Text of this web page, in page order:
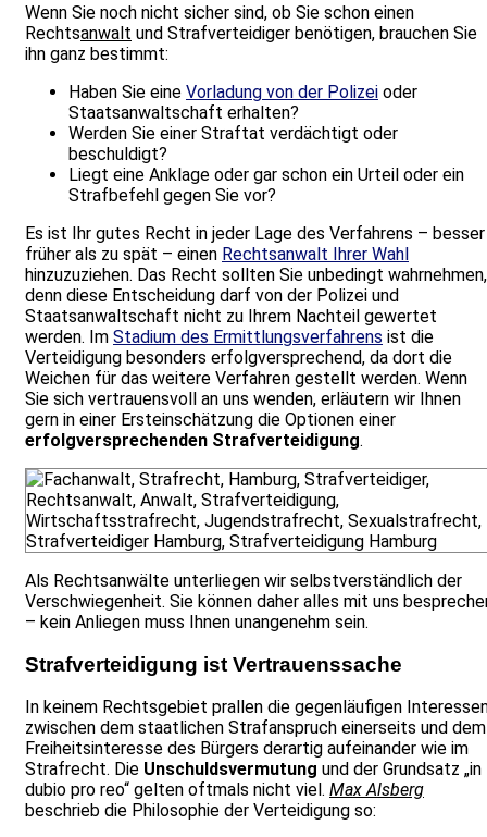
Wenn Sie noch nicht sicher sind, ob Sie schon einen
Rechtsanwalt und Strafverteidiger benötigen, brauchen Sie
ihn ganz bestimmt:
Haben Sie eine Vorladung von der Polizei oder
Staatsanwaltschaft erhalten?
Werden Sie einer Straftat verdächtigt oder
beschuldigt?
Liegt eine Anklage oder gar schon ein Urteil oder ein
Strafbefehl gegen Sie vor?
Es ist Ihr gutes Recht in jeder Lage des Verfahrens – besser
früher als zu spät – einen Rechtsanwalt Ihrer Wahl
hinzuzuziehen. Das Recht sollten Sie unbedingt wahrnehmen,
denn diese Entscheidung darf von der Polizei und
Staatsanwaltschaft nicht zu Ihrem Nachteil gewertet
werden. Im Stadium des Ermittlungsverfahrens ist die
Verteidigung besonders erfolgversprechend, da dort die
Weichen für das weitere Verfahren gestellt werden. Wenn
Sie sich vertrauensvoll an uns wenden, erläutern wir Ihnen
gern in einer Ersteinschätzung die Optionen einer
erfolgversprechenden Strafverteidigung.
Als Rechtsanwälte unterliegen wir selbstverständlich der
Verschwiegenheit. Sie können daher alles mit uns
– kein Anliegen muss Ihnen unangenehm sein.
Strafverteidigung ist Vertrauenssache
In keinem Rechtsgebiet prallen die gegenläufigen
zwischen dem staatlichen Strafanspruch einerseits und dem
Freiheitsinteresse des Bürgers derartig aufeinander wie im
Strafrecht. Die Unschuldsvermutung und der Grundsatz „in
dubio pro reo“ gelten oftmals nicht viel. Max Alsberg
beschrieb die Philosophie der Verteidigung so: